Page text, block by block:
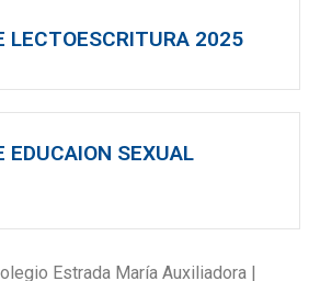
LECTOESCRITURA 2025
EDUCAION SEXUAL
Estrada María Auxiliadora |